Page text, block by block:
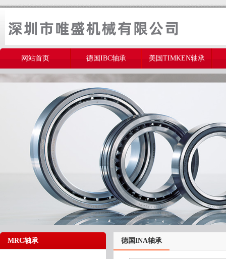
网站首页 德国IBC轴承 美国TIMKEN轴承
美国THOMSON轴承
MRC轴承 德国INA轴承